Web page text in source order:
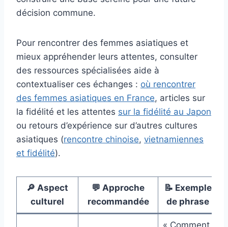
décision commune.
Pour rencontrer des femmes asiatiques et
mieux appréhender leurs attentes, consulter
des ressources spécialisées aide à
contextualiser ces échanges : où rencontrer
des femmes asiatiques en France, articles sur
la fidélité et les attentes sur la fidélité au Japon
ou retours d’expérience sur d’autres cultures
asiatiques (rencontre chinoise, vietnamiennes
et fidélité).
🔎 Aspect
culturel
💬 Approche
recommandée
📝 Exemple
de phrase